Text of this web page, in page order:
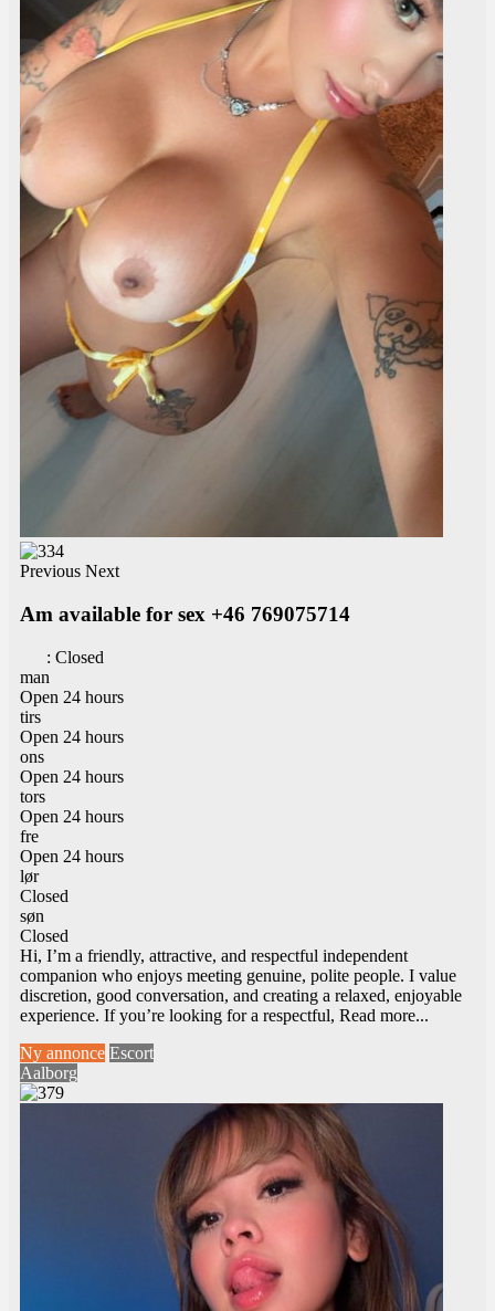
Previous Next
Am available for sex +46 769075714
: Closed
man
Open 24 hours
tirs
Open 24 hours
ons
Open 24 hours
tors
Open 24 hours
fre
Open 24 hours
lør
Closed
søn
Closed
Hi, I’m a friendly, attractive, and respectful independent
companion who enjoys meeting genuine, polite people. I value
discretion, good conversation, and creating a relaxed, enjoyable
experience. If you’re looking for a respectful, Read more...
Ny annonce Escort
Aalborg